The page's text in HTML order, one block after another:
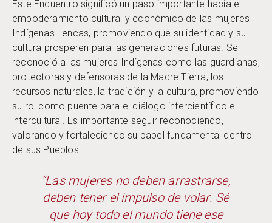
Este Encuentro significó un paso importante hacia el
empoderamiento cultural y económico de las mujeres
Indígenas Lencas, promoviendo que su identidad y su
cultura prosperen para las generaciones futuras. Se
reconoció a las mujeres Indígenas como las guardianas,
protectoras y defensoras de la Madre Tierra, los
recursos naturales, la tradición y la cultura, promoviendo
su rol como puente para el diálogo intercientífico e
intercultural. Es importante seguir reconociendo,
valorando y fortaleciendo su papel fundamental dentro
de sus Pueblos.
“Las mujeres no deben arrastrarse,
deben tener el impulso de volar. Sé
que hoy todo el mundo tiene ese